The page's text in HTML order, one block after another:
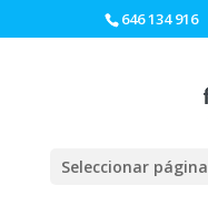
646 134 916
Seleccionar página